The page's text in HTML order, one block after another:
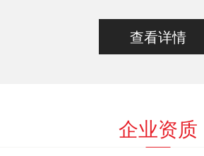
查看详情
企业资质